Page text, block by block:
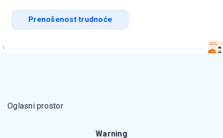
Prenošenost trudnoće
Oglasni prostor
Warning